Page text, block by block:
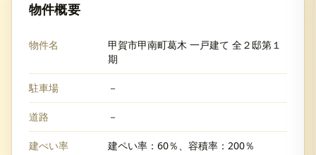
物件概要
物件名
甲賀市甲南町葛木 一戸建て 全２邸第１
期
駐車場 －
道路 －
建ぺい率 建ペい率：60％、容積率：200％